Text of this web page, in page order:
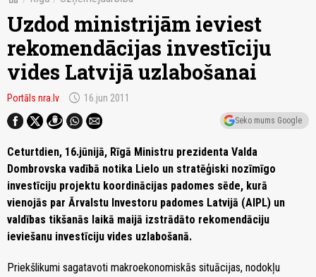
Uzdod ministrijām ieviest
rekomendācijas investīciju
vides Latvijā uzlabošanai
Portāls nra.lv schedule 16.jun 2011
Seko mums Google
Ceturtdien, 16.jūnijā, Rīgā Ministru prezidenta Valda
Dombrovska vadībā notika Lielo un stratēģiski nozīmīgo
investīciju projektu koordinācijas padomes sēde, kurā
vienojās par Ārvalstu Investoru padomes Latvijā (AIPL) un
valdības tikšanās laikā maijā izstrādāto rekomendāciju
ieviešanu investīciju vides uzlabošanā.
Priekšlikumi sagatavoti makroekonomiskās situācijas, nodokļu